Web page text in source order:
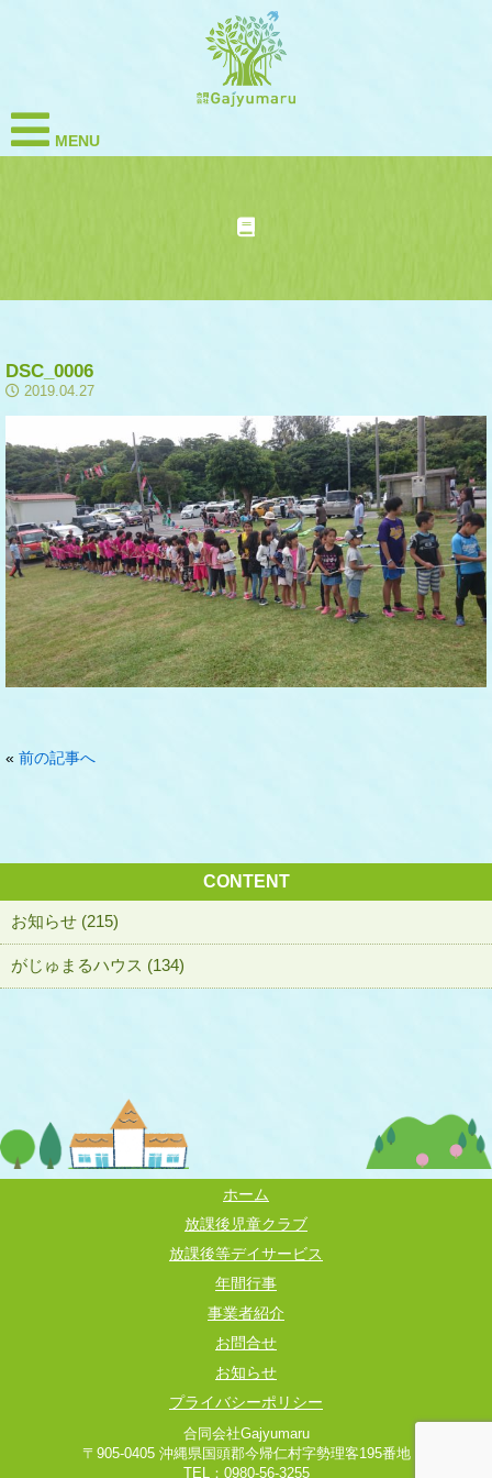
MENU
DSC_0006
2019.04.27
« 前の記事へ
CONTENT
お知らせ (215)
がじゅまるハウス (134)
ホーム
放課後児童クラブ
放課後等デイサービス
年間行事
事業者紹介
お問合せ
お知らせ
プライバシーポリシー
合同会社Gajyumaru
〒905-0405 沖縄県国頭郡今帰仁村字勢理客195番地
TEL：0980-56-3255